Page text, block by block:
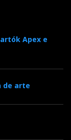
Apex e
de arte